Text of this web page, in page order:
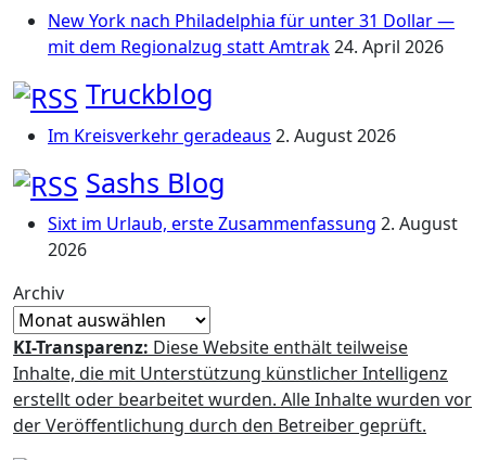
New York nach Philadelphia für unter 31 Dollar —
mit dem Regionalzug statt Amtrak24. April 2026
Truckblog
Im Kreisverkehr geradeaus 2. August 2026
Sashs Blog
Sixt im Urlaub, erste Zusammenfassung 2. August
2026
Archiv
KI-Transparenz: Diese Website enthält teilweise
Inhalte, die mit Unterstützung künstlicher Intelligenz
erstellt oder bearbeitet wurden. Alle Inhalte wurden vor
der Veröffentlichung durch den Betreiber geprüft.